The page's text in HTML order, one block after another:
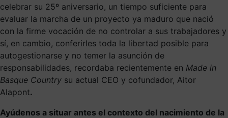
celebrar su 25º aniversario, un tiempo suficiente para
evaluar la marcha de un proyecto ya maduro que nació
con la firme vocación de no controlar a sus trabajadores y
sí, en cambio, conferirles toda la libertad posible para
autogestionarse y no temer la asunción de
responsabilidades, recordaba recientemente en Made in
Basque Country su actual CEO y cofundador, Aitor
Alapont.
Ayúdenos a situar antes el contexto del nacimiento de la